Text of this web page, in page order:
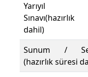
Yarıyıl
dahil)
Sunum /
(hazırlık süresi